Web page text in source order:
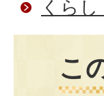
くらし
こ